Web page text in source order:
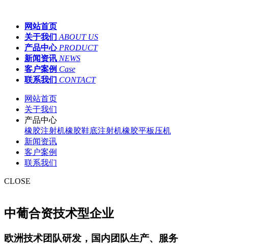
网站首页
关于我们 ABOUT US
产品中心 PRODUCT
新闻资讯 NEWS
客户案例 Case
联系我们 CONTACT
网站首页
关于我们
产品中心
橡胶注射机橡胶鞋底注射机橡胶平板压机
新闻资讯
客户案例
联系我们
CLOSE
中葡合资技术型企业
欧洲技术团队研发，国内团队生产、服务